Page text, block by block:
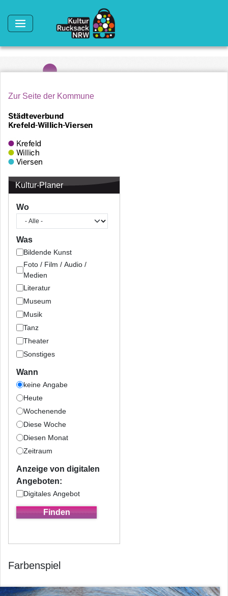
Zur Seite der Kommune
Kultur-Planer
Wo
Was
Bildende Kunst
Foto / Film / Audio /
Medien
Literatur
Museum
Musik
Tanz
Theater
Sonstiges
Wann
keine Angabe
Heute
Wochenende
Diese Woche
Diesen Monat
Zeitraum
Anzeige von digitalen
Angeboten:
Digitales Angebot
Farbenspiel